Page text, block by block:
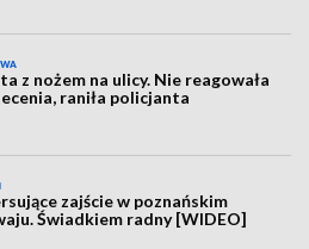
z nożem na ulicy. Nie reagowała
raniła policjanta
zajście w poznańskim
Świadkiem radny [WIDEO]